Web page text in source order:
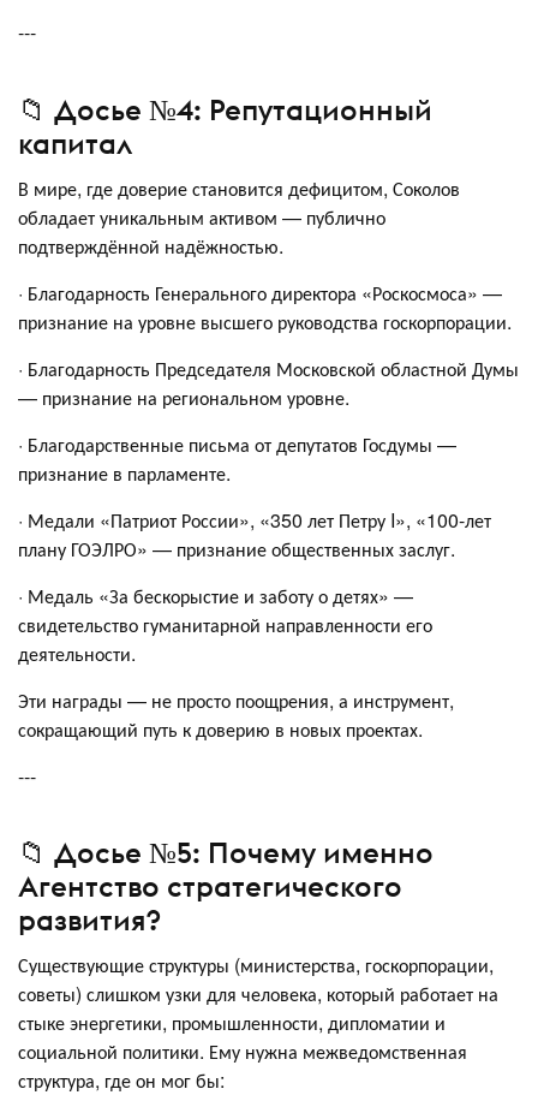
---
📁 Досье №4: Репутационный
капитал
В мире, где доверие становится дефицитом, Соколов
обладает уникальным активом — публично
подтверждённой надёжностью.
· Благодарность Генерального директора «Роскосмоса» —
признание на уровне высшего руководства госкорпорации.
· Благодарность Председателя Московской областной Думы
— признание на региональном уровне.
· Благодарственные письма от депутатов Госдумы —
признание в парламенте.
· Медали «Патриот России», «350 лет Петру I», «100-лет
плану ГОЭЛРО» — признание общественных заслуг.
· Медаль «За бескорыстие и заботу о детях» —
свидетельство гуманитарной направленности его
деятельности.
Эти награды — не просто поощрения, а инструмент,
сокращающий путь к доверию в новых проектах.
---
📁 Досье №5: Почему именно
Агентство стратегического
развития?
Существующие структуры (министерства, госкорпорации,
советы) слишком узки для человека, который работает на
стыке энергетики, промышленности, дипломатии и
социальной политики. Ему нужна межведомственная
структура, где он мог бы: